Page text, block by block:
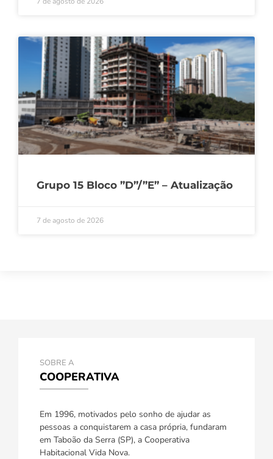
Grupo 15 Bloco ”D”/”E” – Atualização
7 de agosto de 2026
SOBRE A
COOPERATIVA
Em 1996, motivados pelo sonho de ajudar as
pessoas a conquistarem a casa própria, fundaram
em Taboão da Serra (SP), a Cooperativa
Habitacional Vida Nova.